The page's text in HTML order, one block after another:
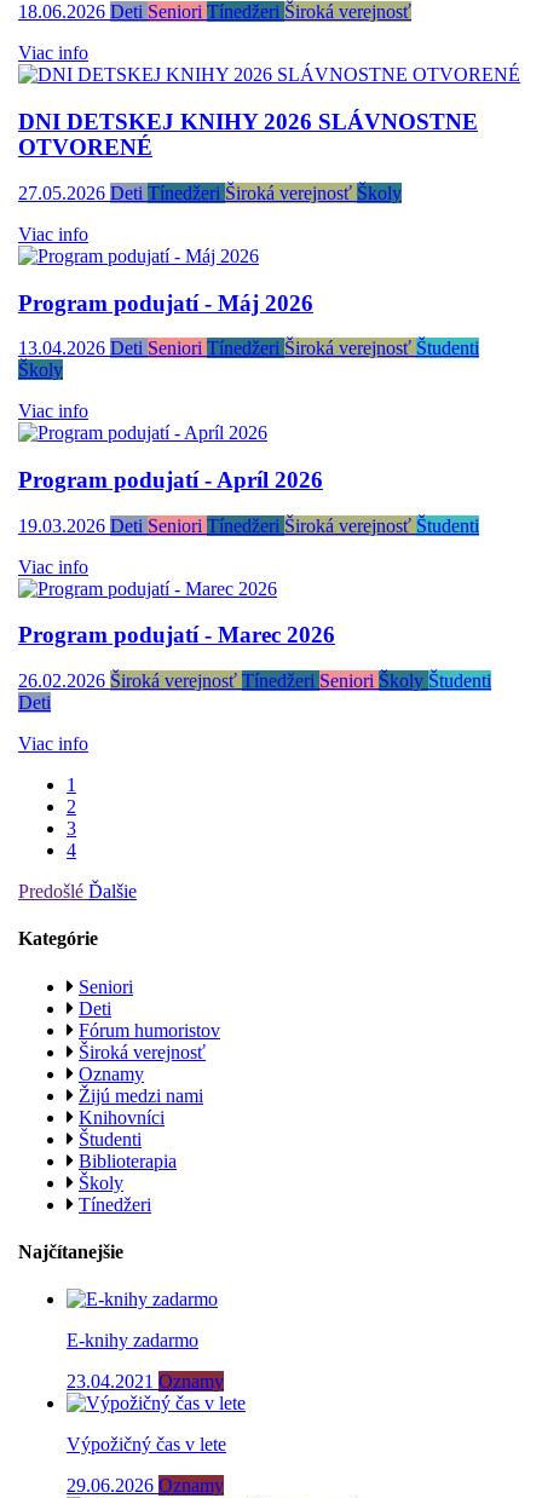
18.06.2026 Deti Seniori Tínedžeri Široká verejnosť
Viac info
DNI DETSKEJ KNIHY 2026 SLÁVNOSTNE
OTVORENÉ
27.05.2026 Deti Tínedžeri Široká verejnosť Školy
Viac info
Program podujatí - Máj 2026
13.04.2026 Deti Seniori Tínedžeri Široká verejnosť Študenti
Školy
Viac info
Program podujatí - Apríl 2026
19.03.2026 Deti Seniori Tínedžeri Široká verejnosť Študenti
Viac info
Program podujatí - Marec 2026
26.02.2026 Široká verejnosť Tínedžeri Seniori Školy Študenti
Deti
Viac info
1
2
3
4
Predošlé Ďalšie
Kategórie
Seniori
Deti
Fórum humoristov
Široká verejnosť
Oznamy
Žijú medzi nami
Knihovníci
Študenti
Biblioterapia
Školy
Tínedžeri
Najčítanejšie
E-knihy zadarmo
23.04.2021 Oznamy
Výpožičný čas v lete
29.06.2026 Oznamy